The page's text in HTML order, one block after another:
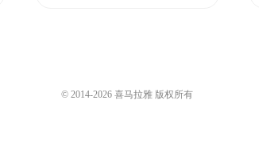
© 2014-2026 喜马拉雅 版权所有